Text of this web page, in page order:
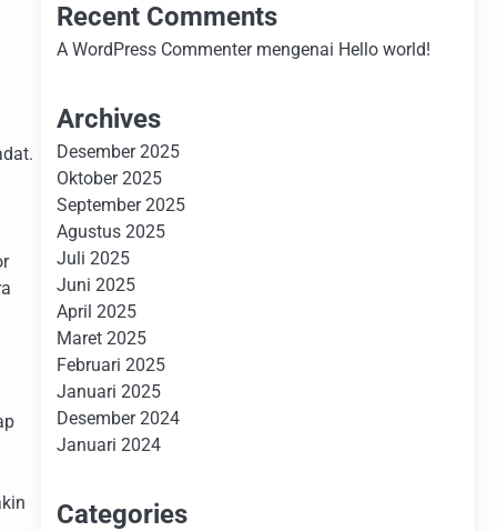
Recent Comments
A WordPress Commentermengenai Hello world!
Archives
Desember 2025
Oktober 2025
September 2025
Agustus 2025
Juli 2025
Juni 2025
April 2025
Maret 2025
Februari 2025
Januari 2025
Desember 2024
Januari 2024
Categories